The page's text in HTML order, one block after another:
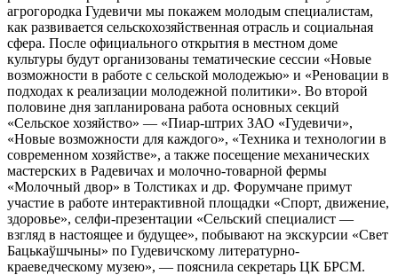
агрогородка Гудевичи мы покажем молодым специалистам,
как развивается сельскохозяйственная отрасль и социальная
сфера. После официального открытия в местном доме
культуры будут организованы тематические сессии «Новые
возможности в работе с сельской молодежью» и «Реновации в
подходах к реализации молодежной политики». Во второй
половине дня запланирована работа основных секций
«Сельское хозяйство» — «Пиар-штрих ЗАО «Гудевичи»,
«Новые возможности для каждого», «Техника и технологии в
современном хозяйстве», а также посещение механических
мастерских в Радевичах и молочно-товарной фермы
«Молочный двор» в Толстиках и др. Форумчане примут
участие в работе интерактивной площадки «Спорт, движение,
здоровье», селфи-презентации «Сельский специалист —
взгляд в настоящее и будущее», побывают на экскурсии «Свет
Бацькаўшчыны» по Гудевичскому литературно-
краеведческому музею», — пояснила секретарь ЦК БРСМ.